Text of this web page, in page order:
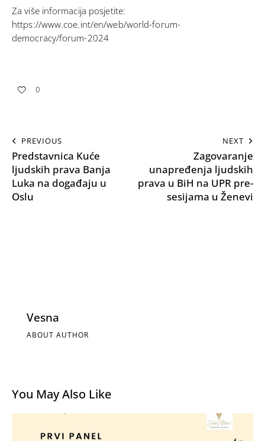
Za više informacija posjetite:
https://www.coe.int/en/web/world-forum-
democracy/forum-2024
0
PREVIOUS
Predstavnica Kuće
ljudskih prava Banja
Luka na događaju u
Oslu
NEXT
Zagovaranje
unapređenja ljudskih
prava u BiH na UPR pre-
sesijama u Ženevi
Vesna
ABOUT AUTHOR
You May Also Like